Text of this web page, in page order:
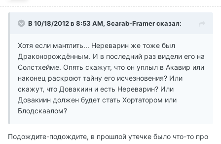
В 10/18/2012 в 8:53 AM, Scarab-Framer сказал:
Хотя если мантлить... Нереварин же тоже был
Драконорождённым. И в последний раз видели его на
Солстхейме. Опять скажут, что он уплыл в Акавир или
наконец раскроют тайну его исчезновения? Или
скажут, что Довакиин и есть Нереварин? Или
Довакиин должен будет стать Хортатором или
Блодскаалом?
Подождите-подождите, в прошлой утечке было что-то про